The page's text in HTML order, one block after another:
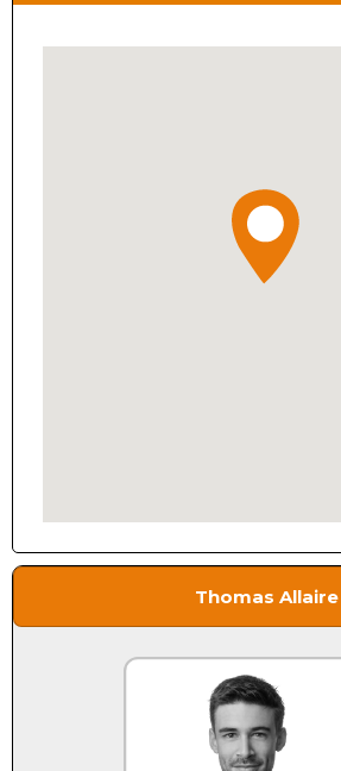
Thomas Allaire